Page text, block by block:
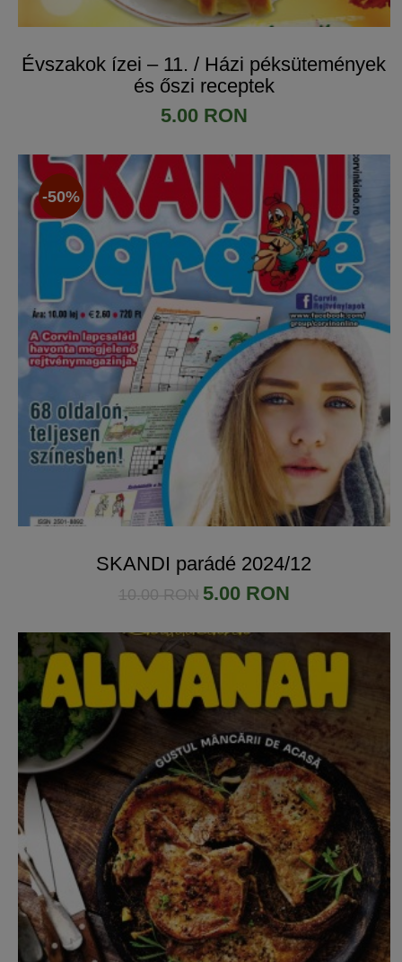
​Évszakok ízei – 11. / Házi péksütemények
és őszi receptek
5.00 RON
SKANDI parádé 2024/12
-50%
10.00 RON 5.00 RON